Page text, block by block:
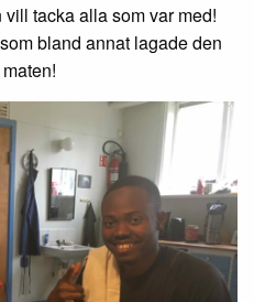
tacka alla som var med!
bland annat lagade den